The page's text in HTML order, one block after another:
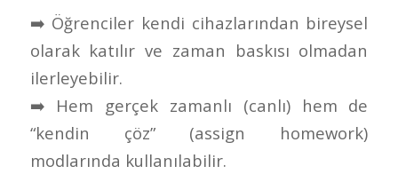
➡️ Öğrenciler kendi cihazlarından bireysel
olarak katılır ve zaman baskısı olmadan
ilerleyebilir.
➡️ Hem gerçek zamanlı (canlı) hem de
“kendin çöz” (assign homework)
modlarında kullanılabilir.